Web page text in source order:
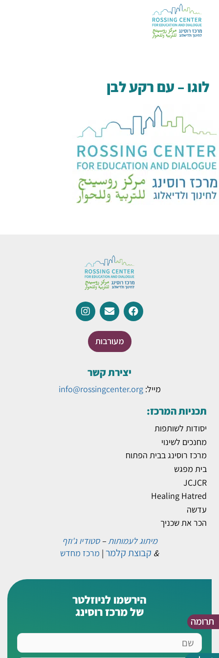
לוגו – עם רקע לבן
תרומה
מעורבות
יצירת קשר
מייל:info@rossingcenter.org
תכניות המרכז:
יסודות לשותפות
מחנכים לשינוי
מרכז רוסינג בבית הפתוח
בית מפגש
JCJCR
Healing Hatred
עדשה
הכר את שכניך
מיתוג לעמותות–סטודיו ג'וזף
& קבוצת קלמר | מרכז מחדש
הירשמו לניוזלטר
של מרכז רוסינג
שם